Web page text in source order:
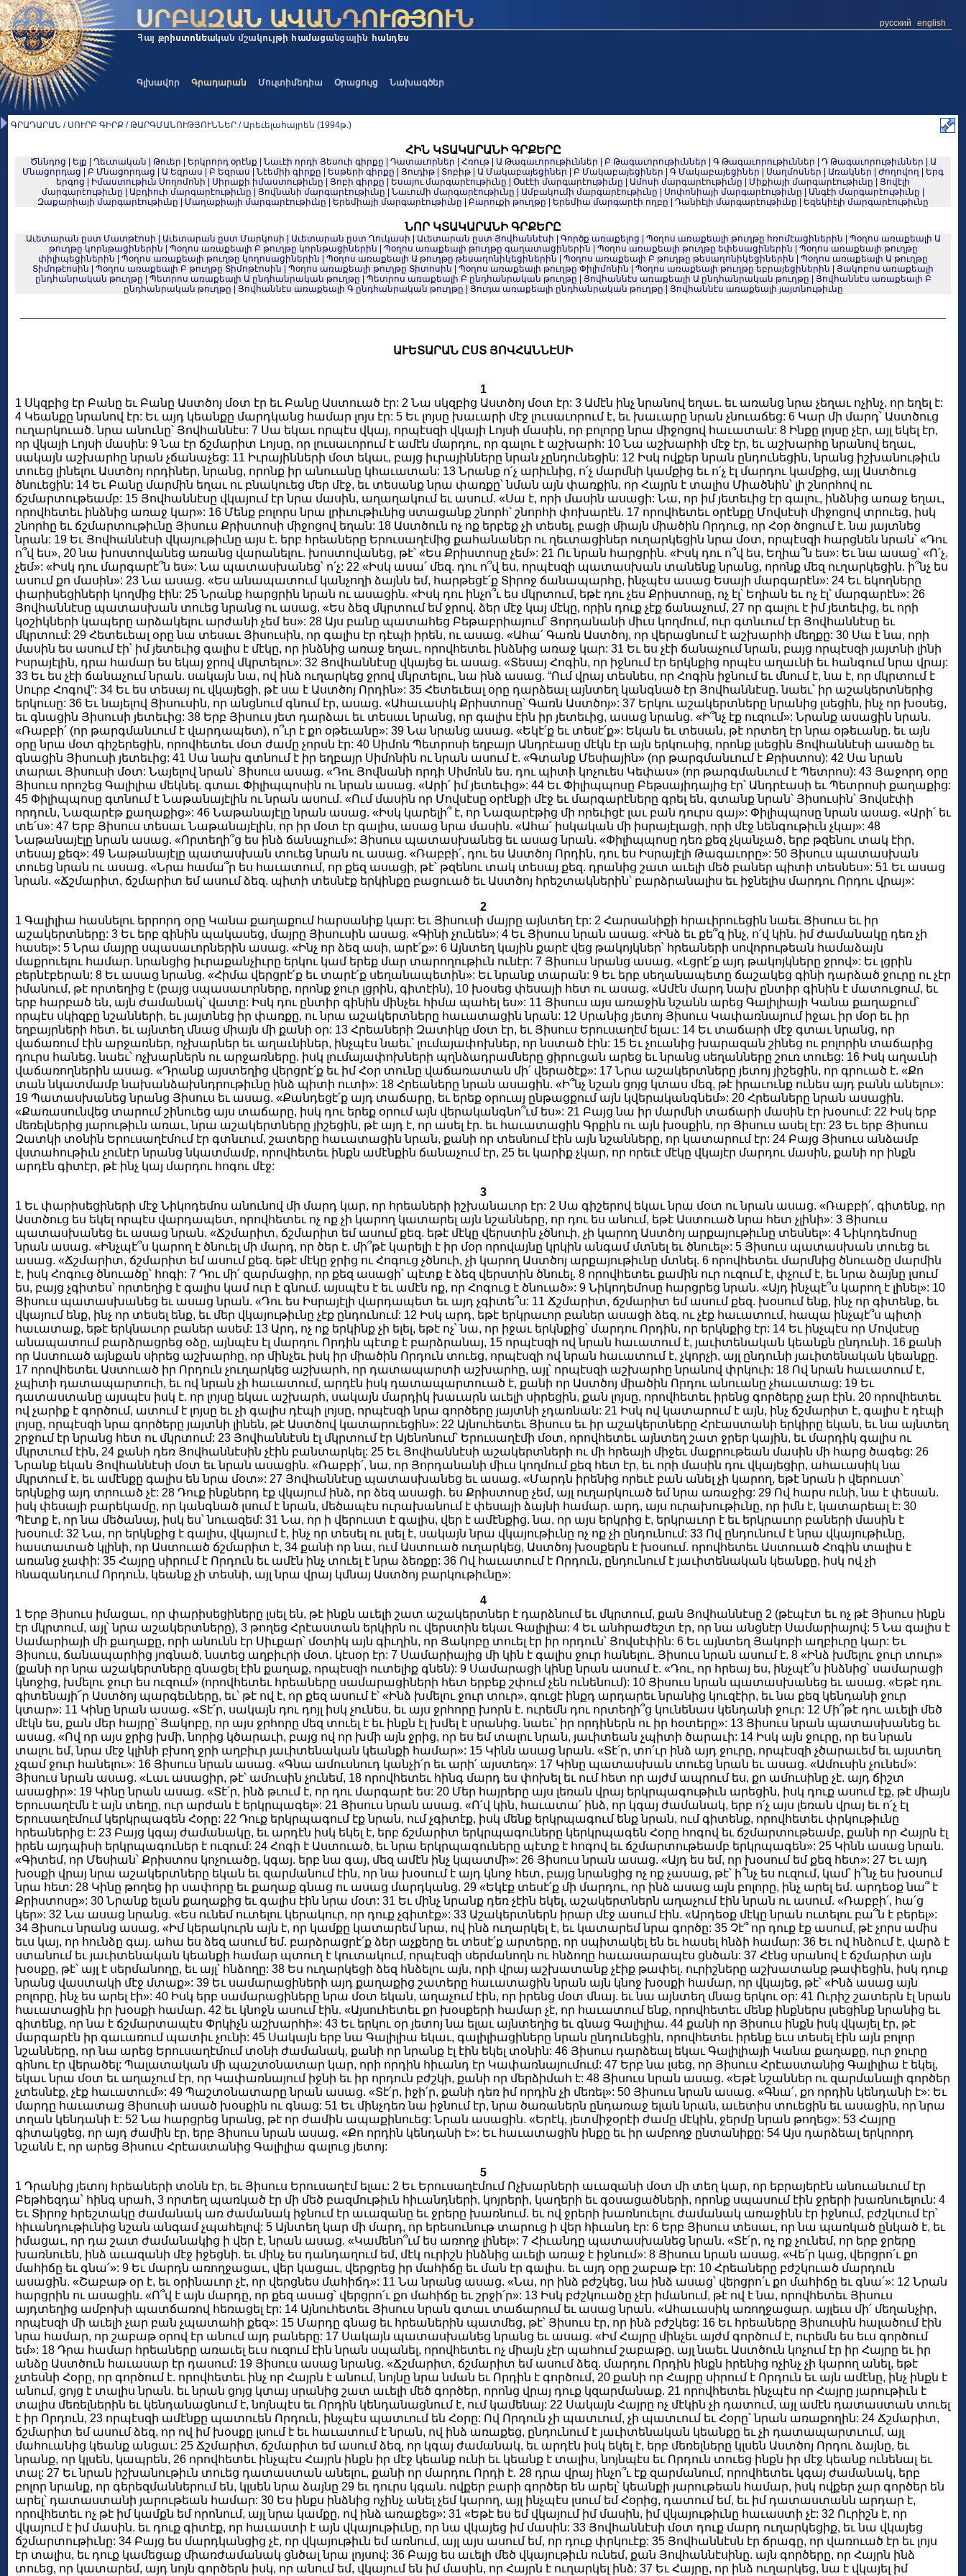
Գլխավոր Գրադարան Մուլտիմեդիա Օրացույց Նախագծեր
русский english
ԳՐԱԴԱՐԱՆ / ՍՈՒՐԲ ԳԻՐՔ / ԹԱՐԳՄԱՆՈՒԹՅՈՒՆՆԵՐ / Արեւելահայրեն (1994թ.)
ՀԻՆ ԿՏԱԿԱՐԱՆԻ ԳՐՔԵՐԸ
Ծննդոց Ելք Ղեւտական Թուեր Երկրորդ օրէնք Նաւէի որդի Յեսուի գիրքը Դատաւորներ Հռութ| Ա Թագաւորութիւններ Բ Թագաւորութիւններ Գ Թագաւորութիւններ Դ Թագաւորութիւններ
Ա
Մնացորդաց
Բ Մնացորդաց Ա Եզրաս Բ Եզրաս Նէեմիի գիրքը Եսթերի գիրքը Յուդիթ Տոբիթ Ա Մակաբայեցիներ Բ Մակաբայեցիներ Գ Մակաբայեցիներ Սաղմոսներ Առակներ Ժողովող
Երգ
երգոց
Իմաստութիւն Սողոմոնի Սիրաքի իմաստութիւնը Յոբի գիրքը Եսայու մարգարէութիւնը Օսէէի մարգարէութիւնը Ամոսի մարգարէութիւնը Միքիայի մարգարէութիւնը
Յովէլի
մարգարէութիւնը
Աբդիուի մարգարէութիւնը Յովնանի մարգարէութիւնը Նաւումի մարգարէութիւնը Ամբակումի մարգարէութիւնը Սոփոնիայի մարգարէութիւնը Անգէի մարգարէութիւնը
Զաքարիայի մարգարէութիւնը
Մաղաքիայի մարգարէութիւնը Երեմիայի մարգարէութիւնը Բարուքի թուղթը Երեմիա մարգարէի ողբը Դանիէլի մարգարէութիւնը Եզեկիէլի մարգարէութիւնը
ՆՈՐ ԿՏԱԿԱՐԱՆԻ ԳՐՔԵՐԸ
Աւետարան ըստ Մատթէոսի Աւետարան ըստ Մարկոսի Աւետարան ըստ Ղուկասի Աւետարան ըստ Յովհաննէսի Գործք առաքելոց Պօղոս առաքեալի թուղթը հռոմէացիներին
Պօղոս առաքեալի Ա
թուղթը կորնթացիներին
Պօղոս առաքեալի Բ թուղթը կորնթացիներին Պօղոս առաքեալի թուղթը գաղատացիներին Պօղոս առաքեալի թուղթը եփեսացիներին
Պօղոս առաքեալի թուղթը
փիլիպեցիներին
Պօղոս առաքեալի թուղթը կողոսացիներին Պօղոս առաքեալի Ա թուղթը թեսաղոնիկեցիներին Պօղոս առաքեալի Բ թուղթը թեսաղոնիկեցիներին
Պօղոս առաքեալի Ա թուղթը
Տիմոթէոսին
Պօղոս առաքեալի Բ թուղթը Տիմոթէոսին Պօղոս առաքեալի թուղթը Տիտոսին Պօղոս առաքեալի թուղթը Փիլիմոնին Պօղոս առաքեալի թուղթը եբրայեցիներին
Յակոբոս առաքեալի
ընդհանրական թուղթը
Պետրոս առաքեալի Ա ընդհանրական թուղթը Պետրոս առաքեալի Բ ընդհանրական թուղթը Յովհաննէս առաքեալի Ա ընդհանրական թուղթը
Յովհաննէս առաքեալի Բ
ընդհանրական թուղթը
Յովհաննէս առաքեալի Գ ընդհանրական թուղթը Յուդա առաքեալի ընդհանրական թուղթը Յովհաննէս առաքեալի յայտնութիւնը
ԱՒԵՏԱՐԱՆ ԸՍՏ ՅՈՎՀԱՆՆԷՍԻ
1
1 Սկզբից էր Բանը եւ Բանը Աստծոյ մօտ էր եւ Բանը Աստուած էր: 2 Նա սկզբից Աստծոյ մօտ էր: 3 Ամէն ինչ նրանով եղաւ. եւ առանց նրա չեղաւ ոչինչ, որ եղել է:
4 Կեանքը նրանով էր: Եւ այդ կեանքը մարդկանց համար լոյս էր: 5 Եւ լոյսը խաւարի մէջ լուսաւորում է, եւ խաւարը նրան չնուաճեց: 6 Կար մի մարդ՝ Աստծուց
ուղարկուած. նրա անունը՝ Յովհաննէս: 7 Սա եկաւ որպէս վկայ, որպէսզի վկայի Լոյսի մասին, որ բոլորը նրա միջոցով հաւատան: 8 Ինքը լոյսը չէր, այլ եկել էր,
որ վկայի Լոյսի մասին: 9 Նա էր ճշմարիտ Լոյսը, որ լուսաւորում է ամէն մարդու, որ գալու է աշխարհ: 10 Նա աշխարհի մէջ էր, եւ աշխարհը նրանով եղաւ,
սակայն աշխարհը նրան չճանաչեց: 11 Իւրայինների մօտ եկաւ, բայց իւրայինները նրան չընդունեցին: 12 Իսկ ովքեր նրան ընդունեցին, նրանց իշխանութիւն
տուեց լինելու Աստծոյ որդիներ, նրանց, որոնք իր անուանը կհաւատան: 13 Նրանք ո՛չ արիւնից, ո՛չ մարմնի կամքից եւ ո՛չ էլ մարդու կամքից, այլ Աստծուց
ծնուեցին: 14 Եւ Բանը մարմին եղաւ ու բնակուեց մեր մէջ, եւ տեսանք նրա փառքը՝ նման այն փառքին, որ Հայրն է տալիս Միածնին՝ լի շնորհով ու
ճշմարտութեամբ: 15 Յովհաննէսը վկայում էր նրա մասին, աղաղակում եւ ասում. «Սա է, որի մասին ասացի: Նա, որ իմ յետեւից էր գալու, ինձնից առաջ եղաւ,
որովհետեւ ինձնից առաջ կար»: 16 Մենք բոլորս նրա լրիւութիւնից ստացանք շնորհ՝ շնորհի փոխարէն. 17 որովհետեւ օրէնքը Մովսէսի միջոցով տրուեց, իսկ
շնորհը եւ ճշմարտութիւնը Յիսուս Քրիստոսի միջոցով եղան: 18 Աստծուն ոչ ոք երբեք չի տեսել, բացի միայն միածին Որդուց, որ Հօր ծոցում է. նա յայտնեց
նրան: 19 Եւ Յովհաննէսի վկայութիւնը այս է. երբ հրեաները Երուսաղէմից քահանաներ ու ղեւտացիներ ուղարկեցին նրա մօտ, որպէսզի հարցնեն նրան՝ «Դու
ո՞վ ես», 20 նա խոստովանեց առանց վարանելու. խոստովանեց, թէ՝ «Ես Քրիստոսը չեմ»: 21 Ու նրան հարցրին. «Իսկ դու ո՞վ ես, Եղիա՞ն ես»: Եւ նա ասաց՝ «Ո՛չ,
չեմ»: «Իսկ դու մարգարէ՞ն ես»: Նա պատասխանեց՝ ո՛չ: 22 «Իսկ ասա՛ մեզ. դու ո՞վ ես, որպէսզի պատասխան տանենք նրանց, որոնք մեզ ուղարկեցին. ի՞նչ ես
ասում քո մասին»: 23 Նա ասաց. «Ես անապատում կանչողի ձայնն եմ, հարթեցէ՛ք Տիրոջ ճանապարհը, ինչպէս ասաց Եսայի մարգարէն»: 24 Եւ եկողները
փարիսեցիների կողմից էին: 25 Նրանք հարցրին նրան ու ասացին. «Իսկ դու ինչո՞ւ ես մկրտում, եթէ դու չես Քրիստոսը, ոչ էլ՝ Եղիան եւ ոչ էլ՝ մարգարէն»: 26
Յովհաննէսը պատասխան տուեց նրանց ու ասաց. «Ես ձեզ մկրտում եմ ջրով. ձեր մէջ կայ մէկը, որին դուք չէք ճանաչում, 27 որ գալու է իմ յետեւից, եւ որի
կօշիկների կապերը արձակելու արժանի չեմ ես»: 28 Այս բանը պատահեց Բեթաբրիայում՝ Յորդանանի միւս կողմում, ուր գտնւում էր Յովհաննէսը եւ
մկրտում: 29 Հետեւեալ օրը նա տեսաւ Յիսուսին, որ գալիս էր դէպի իրեն, ու ասաց. «Ահա՛ Գառն Աստծոյ, որ վերացնում է աշխարհի մեղքը: 30 Սա է նա, որի
մասին ես ասում էի՝ իմ յետեւից գալիս է մէկը, որ ինձնից առաջ եղաւ, որովհետեւ ինձնից առաջ կար: 31 Եւ ես չէի ճանաչում նրան, բայց որպէսզի յայտնի լինի
Իսրայէլին, դրա համար ես եկայ ջրով մկրտելու»: 32 Յովհաննէսը վկայեց եւ ասաց. «Տեսայ Հոգին, որ իջնում էր երկնքից որպէս աղաւնի եւ հանգում նրա վրայ:
33 Եւ ես չէի ճանաչում նրան. սակայն նա, ով ինձ ուղարկեց ջրով մկրտելու, նա ինձ ասաց. “Ում վրայ տեսնես, որ Հոգին իջնում եւ մնում է, նա է, որ մկրտում է
Սուրբ Հոգով”: 34 Եւ ես տեսայ ու վկայեցի, թէ սա է Աստծոյ Որդին»: 35 Հետեւեալ օրը դարձեալ այնտեղ կանգնած էր Յովհաննէսը. նաեւ՝ իր աշակերտներից
երկուսը: 36 Եւ նայելով Յիսուսին, որ անցնում գնում էր, ասաց. «Ահաւասիկ Քրիստոսը՝ Գառն Աստծոյ»: 37 Երկու աշակերտները նրանից լսեցին, ինչ որ խօսեց,
եւ գնացին Յիսուսի յետեւից: 38 Երբ Յիսուս յետ դարձաւ եւ տեսաւ նրանց, որ գալիս էին իր յետեւից, ասաց նրանց. «Ի՞նչ էք ուզում»: Նրանք ասացին նրան.
«Ռաբբի՛ (որ թարգմանւում է վարդապետ), ո՞ւր է քո օթեւանը»: 39 Նա նրանց ասաց. «Եկէ՛ք եւ տեսէ՛ք»: Եկան եւ տեսան, թէ որտեղ էր նրա օթեւանը. եւ այն
օրը նրա մօտ գիշերեցին, որովհետեւ մօտ ժամը չորսն էր: 40 Սիմոն Պետրոսի եղբայր Անդրէասը մէկն էր այն երկուսից, որոնք լսեցին Յովհաննէսի ասածը եւ
գնացին Յիսուսի յետեւից: 41 Սա նախ գտնում է իր եղբայր Սիմոնին ու նրան ասում է. «Գտանք Մեսիային» (որ թարգմանւում է Քրիստոս): 42 Սա նրան
տարաւ Յիսուսի մօտ: Նայելով նրան՝ Յիսուս ասաց. «Դու Յովնանի որդի Սիմոնն ես. դու պիտի կոչուես Կեփաս» (որ թարգմանւում է Պետրոս): 43 Յաջորդ օրը
Յիսուս որոշեց Գալիլիա մեկնել. գտաւ Փիլիպպոսին ու նրան ասաց. «Արի՛ իմ յետեւից»: 44 Եւ Փիլիպպոսը Բեթսայիդայից էր՝ Անդրէասի եւ Պետրոսի քաղաքից:
45 Փիլիպպոսը գտնում է Նաթանայէլին ու նրան ասում. «Ում մասին որ Մովսէսը օրէնքի մէջ եւ մարգարէները գրել են, գտանք նրան՝ Յիսուսին՝ Յովսէփի
որդուն, Նազարէթ քաղաքից»: 46 Նաթանայէլը նրան ասաց. «Իսկ կարելի՞ է, որ Նազարէթից մի որեւիցէ լաւ բան դուրս գայ»: Փիլիպպոսը նրան ասաց. «Արի՛ եւ
տե՛ս»: 47 Երբ Յիսուս տեսաւ Նաթանայէլին, որ իր մօտ էր գալիս, ասաց նրա մասին. «Ահա՛ իսկական մի իսրայէլացի, որի մէջ նենգութիւն չկայ»: 48
Նաթանայէլը նրան ասաց. «Որտեղի՞ց ես ինձ ճանաչում»: Յիսուս պատասխանեց եւ ասաց նրան. «Փիլիպպոսը դեռ քեզ չկանչած, երբ թզենու տակ էիր,
տեսայ քեզ»: 49 Նաթանայէլը պատասխան տուեց նրան ու ասաց. «Ռաբբի՛, դու ես Աստծոյ Որդին, դու ես Իսրայէլի Թագաւորը»: 50 Յիսուս պատասխան
տուեց նրան ու ասաց. «Նրա համա՞ր ես հաւատում, որ քեզ ասացի, թէ՝ թզենու տակ տեսայ քեզ. դրանից շատ աւելի մեծ բաներ պիտի տեսնես»: 51 Եւ ասաց
նրան. «Ճշմարիտ, ճշմարիտ եմ ասում ձեզ. պիտի տեսնէք երկինքը բացուած եւ Աստծոյ հրեշտակներին՝ բարձրանալիս եւ իջնելիս մարդու Որդու վրայ»:
2
1 Գալիլիա հասնելու երրորդ օրը Կանա քաղաքում հարսանիք կար: Եւ Յիսուսի մայրը այնտեղ էր: 2 Հարսանիքի հրաւիրուեցին նաեւ Յիսուս եւ իր
աշակերտները: 3 Եւ երբ գինին պակասեց, մայրը Յիսուսին ասաց. «Գինի չունեն»: 4 Եւ Յիսուս նրան ասաց. «Ինձ եւ քե՞զ ինչ, ո՛վ կին. իմ ժամանակը դեռ չի
հասել»: 5 Նրա մայրը սպասաւորներին ասաց. «Ինչ որ ձեզ ասի, արէ՛ք»: 6 Այնտեղ կային քարէ վեց թակոյկներ՝ հրեաների սովորութեան համաձայն
մաքրուելու համար. նրանցից իւրաքանչիւրը երկու կամ երեք մար տարողութիւն ունէր: 7 Յիսուս նրանց ասաց. «Լցրէ՛ք այդ թակոյկները ջրով»: Եւ լցրին
բերնէբերան: 8 Եւ ասաց նրանց. «Հիմա վերցրէ՛ք եւ տարէ՛ք սեղանապետին»: Եւ նրանք տարան: 9 Եւ երբ սեղանապետը ճաշակեց գինի դարձած ջուրը ու չէր
իմանում, թէ որտեղից է (բայց սպասաւորները, որոնք ջուր լցրին, գիտէին), 10 խօսեց փեսայի հետ ու ասաց. «Ամէն մարդ նախ ընտիր գինին է մատուցում, եւ
երբ հարբած են, այն ժամանակ՝ վատը: Իսկ դու ընտիր գինին մինչեւ հիմա պահել ես»: 11 Յիսուս այս առաջին նշանն արեց Գալիլիայի Կանա քաղաքում՝
որպէս սկիզբը նշանների, եւ յայտնեց իր փառքը, ու նրա աշակերտները հաւատացին նրան: 12 Սրանից յետոյ Յիսուս Կափառնայում իջաւ իր մօր եւ իր
եղբայրների հետ. եւ այնտեղ մնաց միայն մի քանի օր: 13 Հրեաների Զատիկը մօտ էր, եւ Յիսուս Երուսաղէմ ելաւ: 14 Եւ տաճարի մէջ գտաւ նրանց, որ
վաճառում էին արջառներ, ոչխարներ եւ աղաւնիներ, ինչպէս նաեւ՝ լումայափոխներ, որ նստած էին: 15 Եւ չուանից խարազան շինեց ու բոլորին տաճարից
դուրս հանեց. նաեւ՝ ոչխարներն ու արջառները. իսկ լումայափոխների պղնձադրամները ցիրուցան արեց եւ նրանց սեղանները շուռ տուեց: 16 Իսկ աղաւնի
վաճառողներին ասաց. «Դրանք այստեղից վերցրէ՛ք եւ իմ Հօր տունը վաճառատան մի՛ վերածէք»: 17 Նրա աշակերտները յետոյ յիշեցին, որ գրուած է. «Քո
տան նկատմամբ նախանձախնդրութիւնը ինձ պիտի ուտի»: 18 Հրեաները նրան ասացին. «Ի՞նչ նշան ցոյց կտաս մեզ, թէ իրաւունք ունես այդ բանն անելու»:
19 Պատասխանեց նրանց Յիսուս եւ ասաց. «Քանդեցէ՛ք այդ տաճարը, եւ երեք օրուայ ընթացքում այն կվերականգնեմ»: 20 Հրեաները նրան ասացին.
«Քառասունվեց տարում շինուեց այս տաճարը, իսկ դու երեք օրում այն վերականգնո՞ւմ ես»: 21 Բայց նա իր մարմնի տաճարի մասին էր խօսում: 22 Իսկ երբ
մեռելներից յարութիւն առաւ, նրա աշակերտները յիշեցին, թէ այդ է, որ ասել էր. եւ հաւատացին Գրքին ու այն խօսքին, որ Յիսուս ասել էր: 23 Եւ երբ Յիսուս
Զատկի տօնին Երուսաղէմում էր գտնւում, շատերը հաւատացին նրան, քանի որ տեսնում էին այն նշանները, որ կատարում էր: 24 Բայց Յիսուս անձամբ
վստահութիւն չունէր նրանց նկատմամբ, որովհետեւ ինքն ամէնքին ճանաչում էր, 25 եւ կարիք չկար, որ որեւէ մէկը վկայէր մարդու մասին, քանի որ ինքն
արդէն գիտէր, թէ ինչ կայ մարդու հոգու մէջ:
3
1 Եւ փարիսեցիների մէջ Նիկոդեմոս անունով մի մարդ կար, որ հրեաների իշխանաւոր էր: 2 Սա գիշերով եկաւ նրա մօտ ու նրան ասաց. «Ռաբբի՛, գիտենք, որ
Աստծուց ես եկել որպէս վարդապետ, որովհետեւ ոչ ոք չի կարող կատարել այն նշանները, որ դու ես անում, եթէ Աստուած նրա հետ չլինի»: 3 Յիսուս
պատասխանեց եւ ասաց նրան. «Ճշմարիտ, ճշմարիտ եմ ասում քեզ. եթէ մէկը վերստին չծնուի, չի կարող Աստծոյ արքայութիւնը տեսնել»: 4 Նիկոդեմոսը
նրան ասաց. «Ինչպէ՞ս կարող է ծնուել մի մարդ, որ ծեր է. մի՞թէ կարելի է իր մօր որովայնը կրկին անգամ մտնել եւ ծնուել»: 5 Յիսուս պատասխան տուեց եւ
ասաց. «Ճշմարիտ, ճշմարիտ եմ ասում քեզ. եթէ մէկը ջրից ու Հոգուց չծնուի, չի կարող Աստծոյ արքայութիւնը մտնել. 6 որովհետեւ մարմնից ծնուածը մարմին
է, իսկ Հոգուց ծնուածը՝ հոգի: 7 Դու մի՛ զարմացիր, որ քեզ ասացի՝ պէտք է ձեզ վերստին ծնուել. 8 որովհետեւ քամին ուր ուզում է, փչում է, եւ նրա ձայնը լսում
ես, բայց չգիտես՝ որտեղից է գալիս կամ ուր է գնում. այսպէս է եւ ամէն ոք, որ Հոգուց է ծնուած»: 9 Նիկոդեմոսը հարցրեց նրան. «Այդ ինչպէ՞ս կարող է լինել»: 10
Յիսուս պատասխանեց եւ ասաց նրան. «Դու ես Իսրայէլի վարդապետ եւ այդ չգիտե՞ս: 11 Ճշմարիտ, ճշմարիտ եմ ասում քեզ. խօսում ենք, ինչ որ գիտենք, եւ
վկայում ենք, ինչ որ տեսել ենք, եւ մեր վկայութիւնը չէք ընդունում: 12 Իսկ արդ, եթէ երկրաւոր բաներ ասացի ձեզ, ու չէք հաւատում, հապա ինչպէ՞ս պիտի
հաւատաք, եթէ երկնաւոր բաներ ասեմ: 13 Արդ, ոչ ոք երկինք չի ելել, եթէ ոչ՝ նա, որ իջաւ երկնքից՝ մարդու Որդին, որ երկնքից էր: 14 Եւ ինչպէս որ Մովսէսը
անապատում բարձրացրեց օձը, այնպէս էլ մարդու Որդին պէտք է բարձրանայ, 15 որպէսզի ով նրան հաւատում է, յաւիտենական կեանքն ընդունի. 16 քանի
որ Աստուած այնքան սիրեց աշխարհը, որ մինչեւ իսկ իր միածին Որդուն տուեց, որպէսզի ով նրան հաւատում է, չկորչի, այլ ընդունի յաւիտենական կեանքը.
17 որովհետեւ Աստուած իր Որդուն չուղարկեց աշխարհ, որ դատապարտի աշխարհը, այլ՝ որպէսզի աշխարհը նրանով փրկուի: 18 Ով նրան հաւատում է,
չպիտի դատապարտուի, եւ ով նրան չի հաւատում, արդէն իսկ դատապարտուած է, քանի որ Աստծոյ միածին Որդու անուանը չհաւատաց: 19 Եւ
դատաստանը այսպէս իսկ է. որ լոյսը եկաւ աշխարհ, սակայն մարդիկ խաւարն աւելի սիրեցին, քան լոյսը, որովհետեւ իրենց գործերը չար էին. 20 որովհետեւ
ով չարիք է գործում, ատում է լոյսը եւ չի գալիս դէպի լոյսը, որպէսզի նրա գործերը յայտնի չդառնան: 21 Իսկ ով կատարում է այն, ինչ ճշմարիտ է, գալիս է դէպի
լոյսը, որպէսզի նրա գործերը յայտնի լինեն, թէ Աստծով կատարուեցին»: 22 Այնուհետեւ Յիսուս եւ իր աշակերտները Հրէաստանի երկիրը եկան, եւ նա այնտեղ
շրջում էր նրանց հետ ու մկրտում: 23 Յովհաննէսն էլ մկրտում էր Այենոնում՝ Երուսաղէմի մօտ, որովհետեւ այնտեղ շատ ջրեր կային, եւ մարդիկ գալիս ու
մկրտւում էին, 24 քանի դեռ Յովհաննէսին չէին բանտարկել: 25 Եւ Յովհաննէսի աշակերտների ու մի հրեայի միջեւ մաքրութեան մասին մի հարց ծագեց: 26
Նրանք եկան Յովհաննէսի մօտ եւ նրան ասացին. «Ռաբբի՛, նա, որ Յորդանանի միւս կողմում քեզ հետ էր, եւ որի մասին դու վկայեցիր, ահաւասիկ նա
մկրտում է, եւ ամէնքը գալիս են նրա մօտ»: 27 Յովհաննէսը պատասխանեց եւ ասաց. «Մարդն իրենից որեւէ բան անել չի կարող, եթէ նրան ի վերուստ՝
երկնքից այդ տրուած չէ: 28 Դուք ինքներդ էք վկայում ինձ, որ ձեզ ասացի. ես Քրիստոսը չեմ, այլ ուղարկուած եմ նրա առաջից: 29 Ով հարս ունի, նա է փեսան.
իսկ փեսայի բարեկամը, որ կանգնած լսում է նրան, մեծապէս ուրախանում է փեսայի ձայնի համար. արդ, այս ուրախութիւնը, որ իմն է, կատարեալ է: 30
Պէտք է, որ նա մեծանայ, իսկ ես՝ նուազեմ: 31 Նա, որ ի վերուստ է գալիս, վեր է ամէնքից. նա, որ այս երկրից է, երկրաւոր է եւ երկրաւոր բաների մասին է
խօսում: 32 Նա, որ երկնքից է գալիս, վկայում է, ինչ որ տեսել ու լսել է, սակայն նրա վկայութիւնը ոչ ոք չի ընդունում: 33 Ով ընդունում է նրա վկայութիւնը,
հաստատած կլինի, որ Աստուած ճշմարիտ է, 34 քանի որ նա, ում Աստուած ուղարկեց, Աստծոյ խօսքերն է խօսում. որովհետեւ Աստուած Հոգին տալիս է
առանց չափի: 35 Հայրը սիրում է Որդուն եւ ամէն ինչ տուել է նրա ձեռքը: 36 Ով հաւատում է Որդուն, ընդունում է յաւիտենական կեանքը, իսկ ով չի
հնազանդւում Որդուն, կեանք չի տեսնի, այլ նրա վրայ կմնայ Աստծոյ բարկութիւնը»:
4
1 Երբ Յիսուս իմացաւ, որ փարիսեցիները լսել են, թէ ինքն աւելի շատ աշակերտներ է դարձնում եւ մկրտում, քան Յովհաննէսը 2 (թէպէտ եւ ոչ թէ Յիսուս ինքն
էր մկրտում, այլ՝ նրա աշակերտները), 3 թողեց Հրէաստան երկիրն ու վերստին եկաւ Գալիլիա: 4 Եւ անհրաժեշտ էր, որ նա անցնէր Սամարիայով: 5 Նա գալիս է
Սամարիայի մի քաղաքը, որի անունն էր Սիւքար՝ մօտիկ այն գիւղին, որ Յակոբը տուել էր իր որդուն՝ Յովսէփին: 6 Եւ այնտեղ Յակոբի աղբիւրը կար: Եւ
Յիսուս, ճանապարհից յոգնած, նստեց աղբիւրի մօտ. կէսօր էր: 7 Սամարիայից մի կին է գալիս ջուր հանելու. Յիսուս նրան ասում է. 8 «Ինձ խմելու ջուր տուր»
(քանի որ նրա աշակերտները գնացել էին քաղաք, որպէսզի ուտելիք գնեն): 9 Սամարացի կինը նրան ասում է. «Դու, որ հրեայ ես, ինչպէ՞ս ինձնից՝ սամարացի
կնոջից, խմելու ջուր ես ուզում» (որովհետեւ հրեաները սամարացիների հետ երբեք շփում չեն ունենում): 10 Յիսուս նրան պատասխանեց եւ ասաց. «Եթէ դու
գիտենայի՜ր Աստծոյ պարգեւները, եւ՝ թէ ով է, որ քեզ ասում է՝ «Ինձ խմելու ջուր տուր», գուցէ ինքդ արդարեւ նրանից կուզէիր, եւ նա քեզ կենդանի ջուր
կտար»: 11 Կինը նրան ասաց. «Տէ՛ր, սակայն դու դոյլ իսկ չունես, եւ այս ջրհորը խորն է. ուրեմն դու որտեղի՞ց կունենաս կենդանի ջուր: 12 Մի՞թէ դու աւելի մեծ
մէկն ես, քան մեր հայրը՝ Յակոբը, որ այս ջրհորը մեզ տուել է եւ ինքն էլ խմել է սրանից. նաեւ՝ իր որդիներն ու իր հօտերը»: 13 Յիսուս նրան պատասխանեց եւ
ասաց. «Ով որ այս ջրից խմի, նորից կծարաւի, բայց ով որ խմի այն ջրից, որ ես եմ տալու նրան, յաւիտեան չպիտի ծարաւի: 14 Իսկ այն ջուրը, որ ես նրան
տալու եմ, նրա մէջ կլինի բխող ջրի աղբիւր յաւիտենական կեանքի համար»: 15 Կինն ասաց նրան. «Տէ՛ր, տո՛ւր ինձ այդ ջուրը, որպէսզի չծարաւեմ եւ այստեղ
չգամ ջուր հանելու»: 16 Յիսուս նրան ասաց. «Գնա ամուսնուդ կանչի՛ր եւ արի՛ այստեղ»: 17 Կինը պատասխան տուեց նրան եւ ասաց. «Ամուսին չունեմ»:
Յիսուս նրան ասաց. «Լաւ ասացիր, թէ՝ ամուսին չունեմ, 18 որովհետեւ հինգ մարդ ես փոխել եւ ում հետ որ այժմ ապրում ես, քո ամուսինը չէ. այդ ճիշտ
ասացիր»: 19 Կինը նրան ասաց. «Տէ՛ր, ինձ թւում է, որ դու մարգարէ ես: 20 Մեր հայրերը այս լեռան վրայ երկրպագութիւն արեցին, իսկ դուք ասում էք, թէ միայն
Երուսաղէմն է այն տեղը, ուր արժան է երկրպագել»: 21 Յիսուս նրան ասաց. «Ո՛վ կին, հաւատա՛ ինձ, որ կգայ ժամանակ, երբ ո՛չ այս լեռան վրայ եւ ո՛չ էլ
Երուսաղէմում կերկրպագեն Հօրը: 22 Դուք երկրպագում էք նրան, ում չգիտէք, իսկ մենք երկրպագում ենք նրան, ում գիտենք, որովհետեւ փրկութիւնը
հրեաներից է: 23 Բայց կգայ ժամանակը, եւ արդէն իսկ եկել է, երբ ճշմարիտ երկրպագուները կերկրպագեն Հօրը հոգով եւ ճշմարտութեամբ, քանի որ Հայրն էլ
իրեն այդպիսի երկրպագուներ է ուզում: 24 Հոգի է Աստուած, եւ նրա երկրպագուները պէտք է հոգով եւ ճշմարտութեամբ երկրպագեն»: 25 Կինն ասաց նրան.
«Գիտեմ, որ Մեսիան՝ Քրիստոս կոչուածը, կգայ. երբ նա գայ, մեզ ամէն ինչ կպատմի»: 26 Յիսուս նրան ասաց. «Այդ ես եմ, որ խօսում եմ քեզ հետ»: 27 Եւ այդ
խօսքի վրայ նրա աշակերտները եկան եւ զարմանում էին, որ նա խօսում է այդ կնոջ հետ, բայց նրանցից ոչ ոք չասաց, թէ՝ ի՞նչ ես ուզում, կամ՝ ի՞նչ ես խօսում
նրա հետ: 28 Կինը թողեց իր սափորը եւ քաղաք գնաց ու ասաց մարդկանց. 29 «Եկէք տեսէ՛ք մի մարդու, որ ինձ ասաց այն բոլորը, ինչ արել եմ. արդեօք նա՞ է
Քրիստոսը»: 30 Նրանք ելան քաղաքից եւ գալիս էին նրա մօտ: 31 Եւ մինչ նրանք դեռ չէին եկել, աշակերտներն աղաչում էին նրան ու ասում. «Ռաբբի՛, հա՛ց
կեր»: 32 Նա ասաց նրանց. «Ես ունեմ ուտելու կերակուր, որ դուք չգիտէք»: 33 Աշակերտներն իրար մէջ ասում էին. «Արդեօք մէկը նրան ուտելու բա՞ն է բերել»:
34 Յիսուս նրանց ասաց. «Իմ կերակուրն այն է, որ կամքը կատարեմ նրա, ով ինձ ուղարկել է, եւ կատարեմ նրա գործը: 35 Չէ՞ որ դուք էք ասում, թէ չորս ամիս
եւս կայ, որ հունձը գայ. ահա ես ձեզ ասում եմ. բարձրացրէ՛ք ձեր աչքերը եւ տեսէ՛ք արտերը, որ սպիտակել են եւ հասել հնձի համար: 36 Եւ ով հնձում է, վարձ է
ստանում եւ յաւիտենական կեանքի համար պտուղ է կուտակում, որպէսզի սերմանողն ու հնձողը հաւասարապէս ցնծան: 37 Հէնց սրանով է ճշմարիտ այն
խօսքը, թէ՝ այլ է սերմանողը, եւ այլ՝ հնձողը: 38 Ես ուղարկեցի ձեզ հնձելու այն, որի վրայ աշխատանք չէիք թափել. ուրիշները աշխատանք թափեցին, իսկ դուք
նրանց վաստակի մէջ մտաք»: 39 Եւ սամարացիների այդ քաղաքից շատերը հաւատացին նրան այն կնոջ խօսքի համար, որ վկայեց, թէ՝ «Ինձ ասաց այն
բոլորը, ինչ ես արել էի»: 40 Իսկ երբ սամարացիները նրա մօտ եկան, աղաչում էին, որ իրենց մօտ մնայ. եւ նա այնտեղ մնաց երկու օր: 41 Ուրիշ շատերն էլ նրան
հաւատացին իր խօսքի համար. 42 եւ կնոջն ասում էին. «Այսուհետեւ քո խօսքերի համար չէ, որ հաւատում ենք, որովհետեւ մենք ինքներս լսեցինք նրանից եւ
գիտենք, որ նա է ճշմարտապէս Փրկիչն աշխարհի»: 43 Եւ երկու օր յետոյ նա ելաւ այնտեղից եւ գնաց Գալիլիա. 44 քանի որ Յիսուս ինքն իսկ վկայել էր, թէ
մարգարէն իր գաւառում պատիւ չունի: 45 Սակայն երբ նա Գալիլիա եկաւ, գալիլիացիները նրան ընդունեցին, որովհետեւ իրենք եւս տեսել էին այն բոլոր
նշանները, որ նա արեց Երուսաղէմում տօնի ժամանակ, քանի որ նրանք էլ էին եկել տօնին: 46 Յիսուս դարձեալ եկաւ Գալիլիայի Կանա քաղաքը, ուր ջուրը
գինու էր վերածել: Պալատական մի պաշտօնատար կար, որի որդին հիւանդ էր Կափառնայումում: 47 Երբ նա լսեց, որ Յիսուս Հրէաստանից Գալիլիա է եկել,
եկաւ նրա մօտ եւ աղաչում էր, որ Կափառնայում իջնի եւ իր որդուն բժշկի, քանի որ մերձիմահ է: 48 Յիսուս նրան ասաց. «Եթէ նշաններ ու զարմանալի գործեր
չտեսնէք, չէք հաւատում»: 49 Պաշտօնատարը նրան ասաց. «Տէ՛ր, իջի՛ր, քանի դեռ իմ որդին չի մեռել»: 50 Յիսուս նրան ասաց. «Գնա՛, քո որդին կենդանի է»: Եւ
մարդը հաւատաց Յիսուսի ասած խօսքին ու գնաց: 51 Եւ մինչդեռ նա իջնում էր, նրա ծառաներն ընդառաջ ելան նրան, աւետիս տուեցին եւ ասացին, որ նրա
տղան կենդանի է: 52 Նա հարցրեց նրանց, թէ որ ժամին ապաքինուեց: Նրան ասացին. «Երէկ, յետմիջօրէի ժամը մէկին, ջերմը նրան թողեց»: 53 Հայրը
գիտակցեց, որ այդ ժամին էր, երբ Յիսուս նրան ասաց. «Քո որդին կենդանի է»: Եւ հաւատացին ինքը եւ իր ամբողջ ընտանիքը: 54 Այս դարձեալ երկրորդ
նշանն է, որ արեց Յիսուս Հրէաստանից Գալիլիա գալուց յետոյ:
5
1 Դրանից յետոյ հրեաների տօնն էր, եւ Յիսուս Երուսաղէմ ելաւ: 2 Եւ Երուսաղէմում Ոչխարների աւազանի մօտ մի տեղ կար, որ եբրայերէն անուանւում էր
Բեթհեզդա՝ հինգ սրահ, 3 որտեղ պառկած էր մի մեծ բազմութիւն հիւանդների, կոյրերի, կաղերի եւ գօսացածների, որոնք սպասում էին ջրերի խառնուելուն: 4
Եւ Տիրոջ հրեշտակը ժամանակ առ ժամանակ իջնում էր աւազանը եւ ջրերը խառնում. եւ ով ջրերի խառնուելու ժամանակ առաջինն էր իջնում, բժշկւում էր՝
հիւանդութիւնից նշան անգամ չպահելով: 5 Այնտեղ կար մի մարդ, որ երեսունութ տարուց ի վեր հիւանդ էր: 6 Երբ Յիսուս տեսաւ, որ նա պառկած ընկած է, եւ
իմացաւ, որ դա շատ ժամանակից ի վեր է, նրան ասաց. «Կամենո՞ւմ ես առողջ լինել»: 7 Հիւանդը պատասխանեց նրան. «Տէ՛ր, ոչ ոք չունեմ, որ երբ ջրերը
խառնուեն, ինձ աւազանի մէջ իջեցնի. եւ մինչ ես դանդաղում եմ, մէկ ուրիշն ինձնից աւելի առաջ է իջնում»: 8 Յիսուս նրան ասաց. «Վե՛ր կաց, վերցրո՛ւ քո
մահիճը եւ գնա՛»: 9 Եւ մարդն առողջացաւ, վեր կացաւ, վերցրեց իր մահիճը եւ ման էր գալիս. եւ այդ օրը շաբաթ էր: 10 Հրեաները բժշկուած մարդուն
ասացին. «Շաբաթ օր է, եւ օրինաւոր չէ, որ վերցնես մահիճդ»: 11 Նա նրանց ասաց. «Նա, որ ինձ բժշկեց, նա ինձ ասաց՝ վերցրո՛ւ քո մահիճը եւ գնա՛»: 12 Նրան
հարցրին ու ասացին. «Ո՞վ է այն մարդը, որ քեզ ասաց՝ վերցրո՛ւ քո մահիճը եւ շրջի՛ր»: 13 Իսկ բժշկուածը չէր իմանում, թէ ով է նա, որովհետեւ Յիսուս
այդտեղից ամբոխի պատճառով հեռացել էր: 14 Այնուհետեւ Յիսուս նրան գտաւ տաճարում եւ ասաց նրան. «Ահաւասիկ առողջացար. այլեւս մի՛ մեղանչիր,
որպէսզի մի աւելի չար բան չպատահի քեզ»: 15 Մարդը գնաց եւ հրեաներին պատմեց, թէ՝ Յիսուս էր, որ ինձ բժշկեց: 16 Եւ հրեաները Յիսուսին հալածում էին
նրա համար, որ շաբաթ օրով էր անում այդ բաները: 17 Սակայն պատասխանեց նրանց եւ ասաց. «Իմ Հայրը մինչեւ այժմ գործում է, ուրեմն ես եւս գործում
եմ»: 18 Դրա համար հրեաները առաւել եւս ուզում էին նրան սպանել, որովհետեւ ոչ միայն չէր պահում շաբաթը, այլ նաեւ Աստծուն կոչում էր իր Հայրը եւ իր
անձը Աստծուն հաւասար էր դասում: 19 Յիսուս ասաց նրանց. «Ճշմարիտ, ճշմարիտ եմ ասում ձեզ. մարդու Որդին ինքն իրենից ոչինչ չի կարող անել, եթէ
չտեսնի Հօրը, որ գործում է. որովհետեւ ինչ որ Հայրն է անում, նոյնը նրա նման եւ Որդին է գործում, 20 քանի որ Հայրը սիրում է Որդուն եւ այն ամէնը, ինչ ինքն է
անում, ցոյց է տալիս նրան. եւ նրան ցոյց կտայ սրանից շատ աւելի մեծ գործեր, որոնց վրայ դուք կզարմանաք. 21 որովհետեւ ինչպէս որ Հայրը յարութիւն է
տալիս մեռելներին եւ կենդանացնում է, նոյնպէս եւ Որդին կենդանացնում է, ում կամենայ: 22 Սակայն Հայրը ոչ մէկին չի դատում, այլ ամէն դատաստան տուել
է իր Որդուն, 23 որպէսզի ամէնքը պատուեն Որդուն, ինչպէս պատւում են Հօրը: Ով Որդուն չի պատւում, չի պատւում եւ Հօրը՝ նրան առաքողին: 24 Ճշմարիտ,
ճշմարիտ եմ ասում ձեզ, որ ով իմ խօսքը լսում է եւ հաւատում է նրան, ով ինձ առաքեց, ընդունում է յաւիտենական կեանքը եւ չի դատապարտւում, այլ
մահուանից կեանք անցաւ: 25 Ճշմարիտ, ճշմարիտ եմ ասում ձեզ, որ կգայ ժամանակ, եւ արդէն իսկ եկել է, երբ մեռելները կլսեն Աստծոյ Որդու ձայնը, եւ
նրանք, որ կլսեն, կապրեն, 26 որովհետեւ ինչպէս Հայրն ինքն իր մէջ կեանք ունի եւ կեանք է տալիս, նոյնպէս եւ Որդուն տուեց ինքն իր մէջ կեանք ունենալ եւ
տալ: 27 Եւ նրան իշխանութիւն տուեց դատաստան անելու, քանի որ մարդու Որդի է. 28 դրա վրայ ինչո՞ւ էք զարմանում, որովհետեւ կգայ ժամանակ, երբ
բոլոր նրանք, որ գերեզմաններում են, կլսեն նրա ձայնը 29 եւ դուրս կգան. ովքեր բարի գործեր են արել՝ կեանքի յարութեան համար, իսկ ովքեր չար գործեր են
արել՝ դատաստանի յարութեան համար: 30 Ես ինքս ինձնից ոչինչ անել չեմ կարող, այլ ինչպէս լսում եմ Հօրից, դատում եմ, եւ իմ դատաստանն արդար է,
որովհետեւ ոչ թէ իմ կամքն եմ որոնում, այլ նրա կամքը, ով ինձ առաքեց»: 31 «Եթէ ես եմ վկայում իմ մասին, իմ վկայութիւնը հաւաստի չէ: 32 Ուրիշն է, որ
վկայում է իմ մասին. եւ դուք գիտէք, որ հաւաստի է այն վկայութիւնը, որ նա վկայեց իմ մասին: 33 Յովհաննէսի մօտ դուք մարդ ուղարկեցիք, եւ նա վկայեց
ճշմարտութիւնը: 34 Բայց ես մարդկանցից չէ, որ վկայութիւն եմ առնում, այլ այս ասում եմ, որ դուք փրկուէք: 35 Յովհաննէսն էր ճրագը, որ վառուած էր եւ լոյս
էր տալիս, եւ դուք կամեցաք միառժամանակ ցնծալ նրա լոյսով: 36 Բայց ես աւելի մեծ վկայութիւն ունեմ, քան Յովհաննէսինը. այն գործերը, որ Հայրն ինձ
տուեց, որ կատարեմ, այդ նոյն գործերն իսկ, որ անում եմ, վկայում են իմ մասին, որ Հայրն է ուղարկել ինձ: 37 Եւ Հայրը, որ ինձ ուղարկեց, նա է վկայել իմ